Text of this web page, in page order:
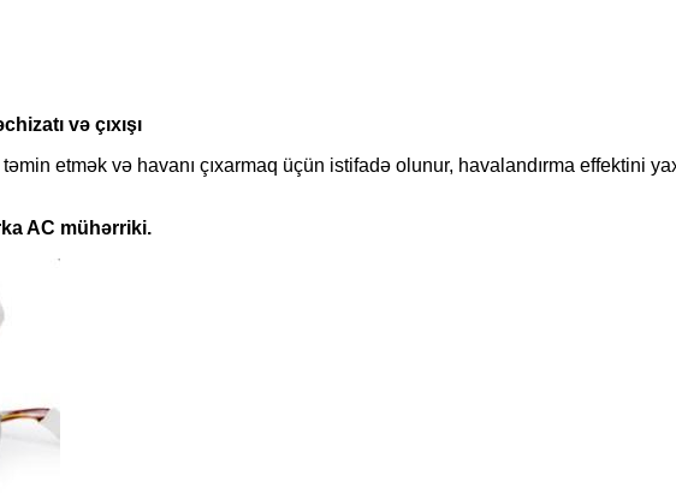
və çıxışı
etmək və havanı çıxarmaq üçün istifadə olunur, havalandırma effektini
AC mühərriki.